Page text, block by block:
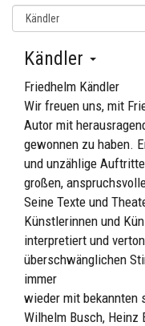
Kändler
Friedhelm Kändler
Wir freuen uns, mit
Autor mit
gewonnen zu haben.
und unzählige
großen,
Seine Texte und
Künstlerinnen und
interpretiert und
überschwänglichen
immer
wieder mit bekannten
Wilhelm Busch, Heinz